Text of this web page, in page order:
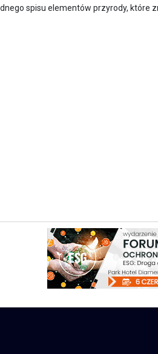
spisu elementów przyrody, które